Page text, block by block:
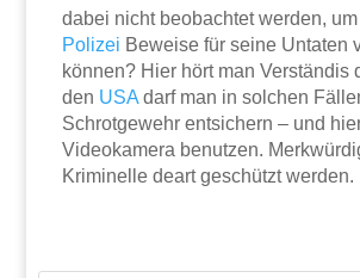
dabei nicht beobachtet werden,
Polizei Beweise für seine Untaten
können? Hier hört man Verständis
den USA darf man in solchen
Schrotgewehr entsichern – und
Videokamera benutzen.
Kriminelle deart geschützt werden.